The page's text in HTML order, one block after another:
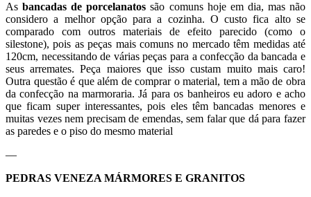
Asbancadas de porcelanatos são comuns hoje em dia, mas não
considero a melhor opção para a cozinha. O custo fica alto se
comparado com outros materiais de efeito parecido (como o
silestone), pois as peças mais comuns no mercado têm medidas até
120cm, necessitando de várias peças para a confecção da bancada e
seus arremates. Peça maiores que isso custam muito mais caro!
Outra questão é que além de comprar o material, tem a mão de obra
da confecção na marmoraria. Já para os banheiros eu adoro e acho
que ficam super interessantes, pois eles têm bancadas menores e
muitas vezes nem precisam de emendas, sem falar que dá para fazer
as paredes e o piso do mesmo material
—
PEDRAS VENEZA MÁRMORES E GRANITOS